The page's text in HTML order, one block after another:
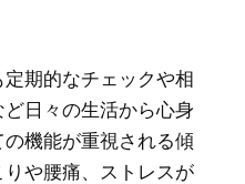
期的なチェックや相
日々の生活から心身
機能が重視される傾
や腰痛、ストレスが